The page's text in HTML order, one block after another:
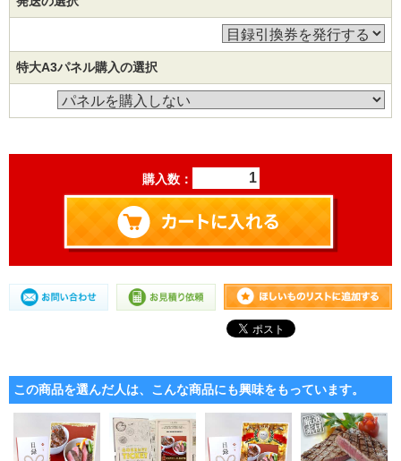
特大A3パネル購入の選択
購入数：
この商品を選んだ人は、こんな商品にも興味をもっています。